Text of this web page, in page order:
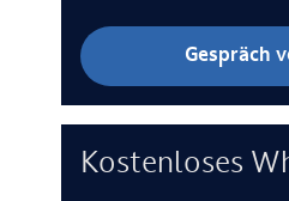
Gespräch
Kostenloses